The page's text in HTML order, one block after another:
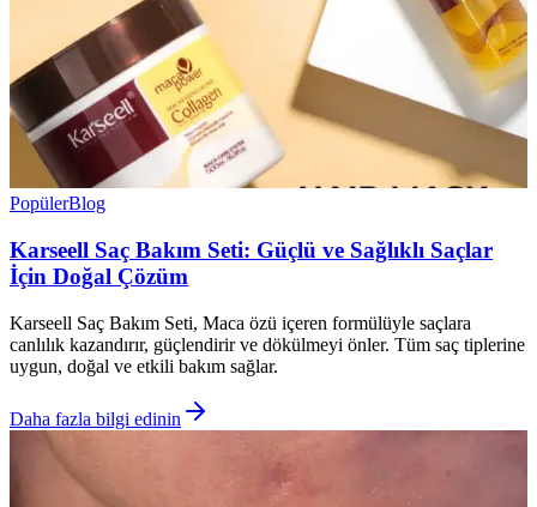
PopülerBlog
Karseell Saç Bakım Seti: Güçlü ve Sağlıklı Saçlar
İçin Doğal Çözüm
Karseell Saç Bakım Seti, Maca özü içeren formülüyle saçlara
canlılık kazandırır, güçlendirir ve dökülmeyi önler. Tüm saç tiplerine
uygun, doğal ve etkili bakım sağlar.
Daha fazla bilgi edinin